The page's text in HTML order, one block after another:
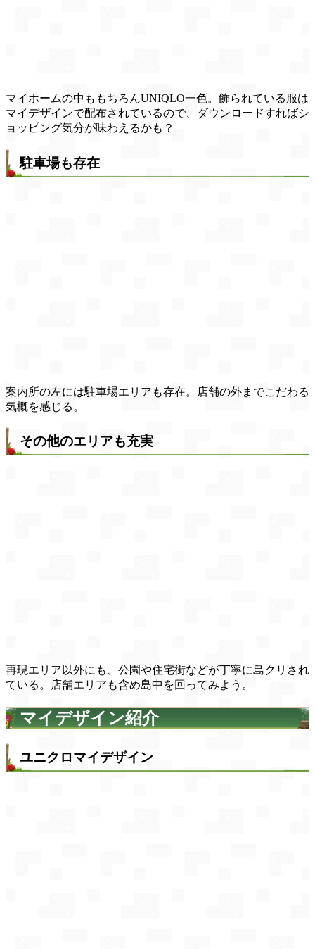
マイホームの中ももちろんUNIQLO一色。飾られている服は
マイデザインで配布されているので、ダウンロードすればシ
ョッピング気分が味わえるかも？
駐車場も存在
案内所の左には駐車場エリアも存在。店舗の外までこだわる
気概を感じる。
その他のエリアも充実
再現エリア以外にも、公園や住宅街などが丁寧に島クリされ
ている。店舗エリアも含め島中を回ってみよう。
マイデザイン紹介
ユニクロマイデザイン